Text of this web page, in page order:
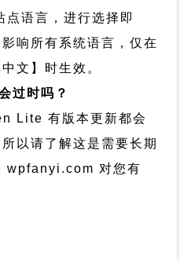
语言，进行选择即
响所有系统语言，仅在
文】时生效。
过时吗？
Lite 有版本更新都会
以请了解这是需要长期
wpfanyi.com 对您有